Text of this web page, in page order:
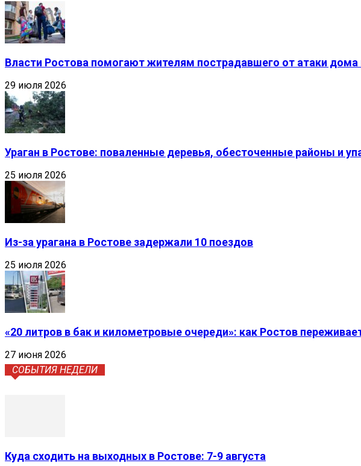
Власти Ростова помогают жителям пострадавшего от атаки
29 июля 2026
Ураган в Ростове: поваленные деревья, обесточенные районы и
25 июля 2026
Из-за урагана в Ростове задержали 10 поездов
25 июля 2026
«20 литров в бак и километровые очереди»: как Ростов
27 июня 2026
СОБЫТИЯ НЕДЕЛИ
Куда сходить на выходных в Ростове: 7-9 августа